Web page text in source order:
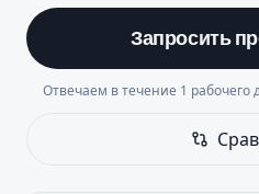
Запросить
Отвечаем в течение 1 рабочего